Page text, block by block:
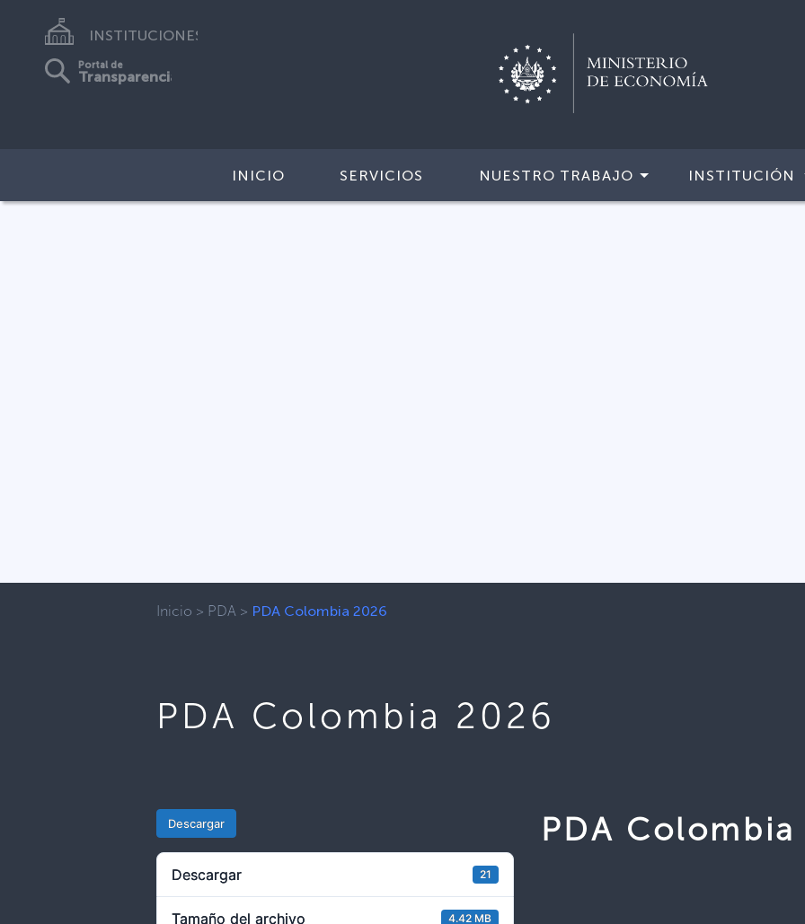
INSTITUCIONES
Portal de
Transparencia
INICIO SERVICIOS NUESTRO TRABAJO INSTITUCIÓN
Inicio > PDA > PDA Colombia 2026
PDA Colombia 2026
Descargar
Descargar 21
Tamaño del archivo 4.42 MB
PDA